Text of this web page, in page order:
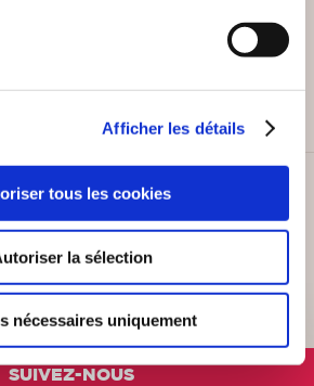
Afficher les détails
tous les cookies
la sélection
nécessaires uniquement
CLIENT
10-12h / 14-16h
SUIVEZ-NOUS